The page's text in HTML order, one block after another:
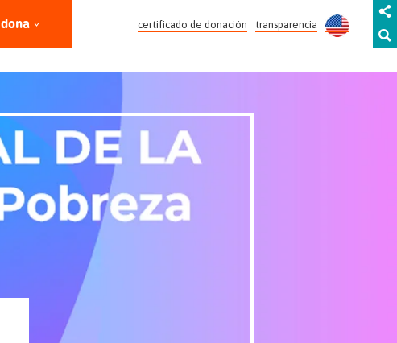
dona transparencia
certificado de donación